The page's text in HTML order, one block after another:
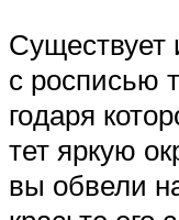
Суще­ствует
с рос­пи­сью
го­даря
тет яркую
вы обвели